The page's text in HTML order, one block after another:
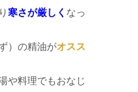
寒さが厳しく なっ
ず）の精油がオスス
や料理でもおなじ